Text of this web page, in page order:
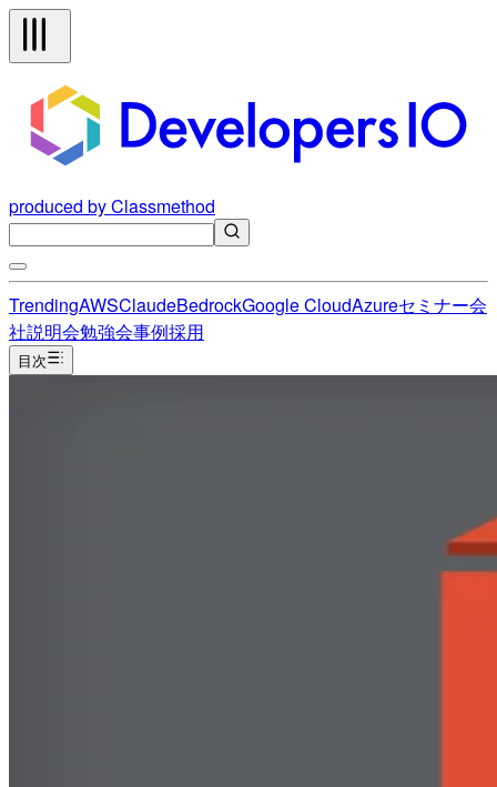
produced by Classmethod
TrendingAWSClaudeBedrockGoogle CloudAzureセミナー会
社説明会勉強会事例採用
目次